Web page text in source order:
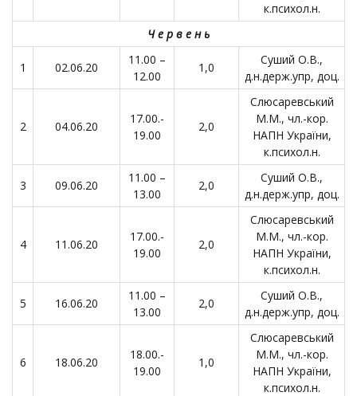
к.психол.н.
Ч е р в е н ь
1 02.06.20
11.00 –
12.00
1,0
Суший О.В.,
д.н.держ.упр, доц.
2 04.06.20
17.00.-
19.00
2,0
Слюсаревський
М.М., чл.-кор.
НАПН України,
к.психол.н.
3 09.06.20
11.00 –
13.00
2,0
Суший О.В.,
д.н.держ.упр, доц.
4 11.06.20
17.00.-
19.00
2,0
Слюсаревський
М.М., чл.-кор.
НАПН України,
к.психол.н.
5 16.06.20
11.00 –
13.00
2,0
Суший О.В.,
д.н.держ.упр, доц.
6 18.06.20
18.00.-
19.00
1,0
Слюсаревський
М.М., чл.-кор.
НАПН України,
к.психол.н.